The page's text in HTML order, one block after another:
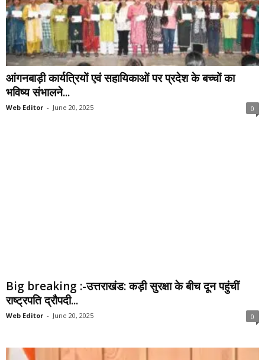
आंगनबाड़ी कार्यत्रियों एवं सहायिकाओं पर प्रदेश के बच्चों का
भविष्य संभालने...
Web Editor - June 20, 2025 0
Big breaking :-उत्तराखंड: कड़ी सुरक्षा के बीच दून पहुंचीं
राष्ट्रपति द्रौपदी...
Web Editor - June 20, 2025 0